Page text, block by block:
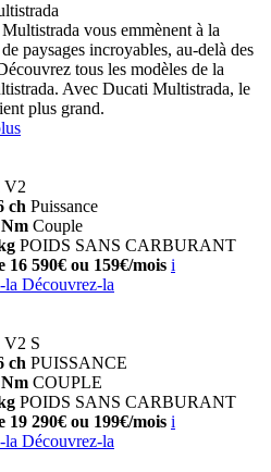
vous emmènent à la
paysages incroyables, au-delà des
tous les modèles de la
Avec Ducati Multistrada, le
plus grand.
V2
ch Puissance
Couple
POIDS SANS CARBURANT
590€ ou 159€/mois i
la Découvrez-la
V2 S
ch PUISSANCE
COUPLE
POIDS SANS CARBURANT
290€ ou 199€/mois i
la Découvrez-la